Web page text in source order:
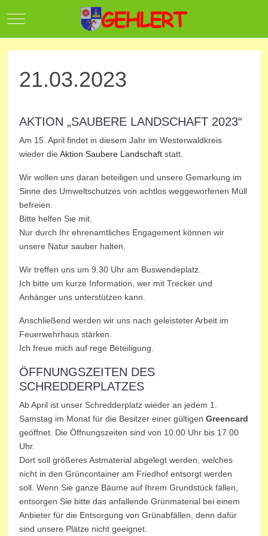
Mobile Menu Toggle
21.03.2023
AKTION „SAUBERE LANDSCHAFT 2023“
Am 15. April findet in diesem Jahr im Westerwaldkreis
wieder die Aktion Saubere Landschaft statt.
Wir wollen uns daran beteiligen und unsere Gemarkung im
Sinne des Umweltschutzes von achtlos weggeworfenen Müll
befreien.
Bitte helfen Sie mit.
Nur durch Ihr ehrenamtliches Engagement können wir
unsere Natur sauber halten.
Wir treffen uns um 9.30 Uhr am Buswendeplatz.
Ich bitte um kurze Information, wer mit Trecker und
Anhänger uns unterstützen kann.
Anschließend werden wir uns nach geleisteter Arbeit im
Feuerwehrhaus stärken.
Ich freue mich auf rege Beteiligung.
ÖFFNUNGSZEITEN DES
SCHREDDERPLATZES
Ab April ist unser Schredderplatz wieder an jedem 1.
Samstag im Monat für die Besitzer einer gültigen Greencard
geöffnet. Die Öffnungszeiten sind von 10.00 Uhr bis 17.00
Uhr.
Dort soll größeres Astmaterial abgelegt werden, welches
nicht in den Grüncontainer am Friedhof entsorgt werden
soll. Wenn Sie ganze Bäume auf Ihrem Grundstück fällen,
entsorgen Sie bitte das anfallende Grünmaterial bei einem
Anbieter für die Entsorgung von Grünabfällen, denn dafür
sind unsere Plätze nicht geeignet.